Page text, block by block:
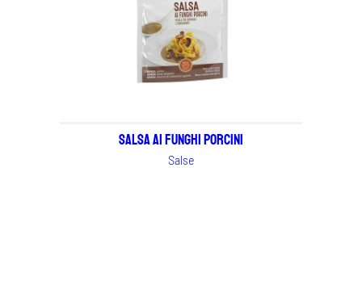
Salsa ai Funghi Porcini
Salse